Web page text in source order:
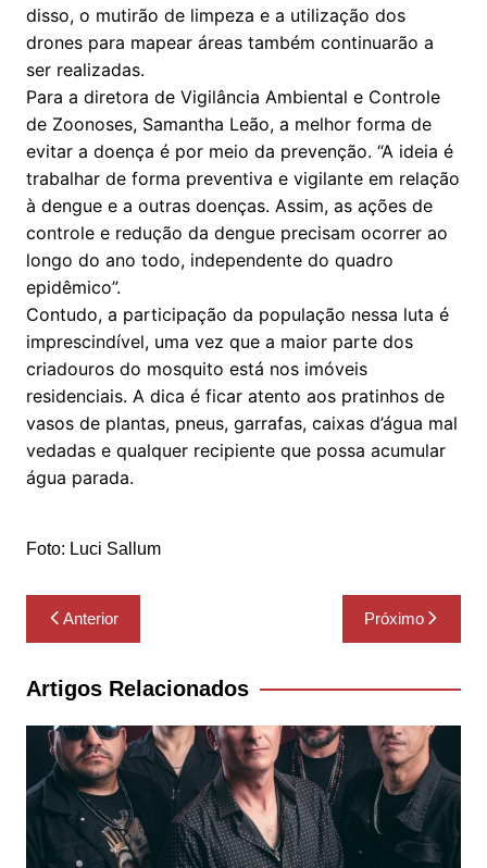
disso, o mutirão de limpeza e a utilização dos
drones para mapear áreas também continuarão a
ser realizadas.
Para a diretora de Vigilância Ambiental e Controle
de Zoonoses, Samantha Leão, a melhor forma de
evitar a doença é por meio da prevenção. “A ideia é
trabalhar de forma preventiva e vigilante em relação
à dengue e a outras doenças. Assim, as ações de
controle e redução da dengue precisam ocorrer ao
longo do ano todo, independente do quadro
epidêmico”.
Contudo, a participação da população nessa luta é
imprescindível, uma vez que a maior parte dos
criadouros do mosquito está nos imóveis
residenciais. A dica é ficar atento aos pratinhos de
vasos de plantas, pneus, garrafas, caixas d’água mal
vedadas e qualquer recipiente que possa acumular
água parada.
Foto: Luci Sallum
Navegação
de
Post
Anterior Próximo
Artigos Relacionados